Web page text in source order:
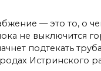
— это то, о
не выключится
подтекать
Истринского